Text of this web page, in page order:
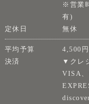
※営業
有)
定休日
無休
平均予算
4,500
決済
▼クレ
VISA